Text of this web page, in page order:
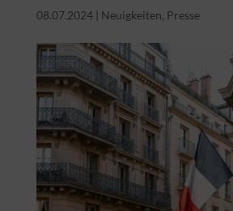
08.07.2024| Neuigkeiten, Presse